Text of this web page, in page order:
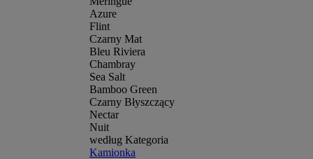
Azure
Flint
Czarny Mat
Bleu Riviera
Chambray
Sea Salt
Bamboo Green
Czarny Błyszczący
Nectar
Nuit
według Kategoria
Kamionka